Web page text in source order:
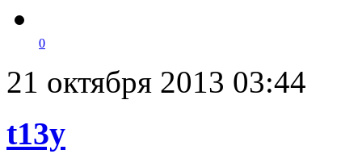
0
21 октября 2013 03:44
t13y